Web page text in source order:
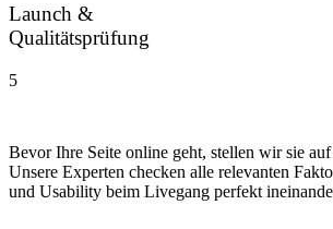
Launch &
Qualitätsprüfung
5
Bevor Ihre Seite online geht, stellen wir sie
Unsere Experten checken alle relevanten
und Usability beim Livegang perfekt